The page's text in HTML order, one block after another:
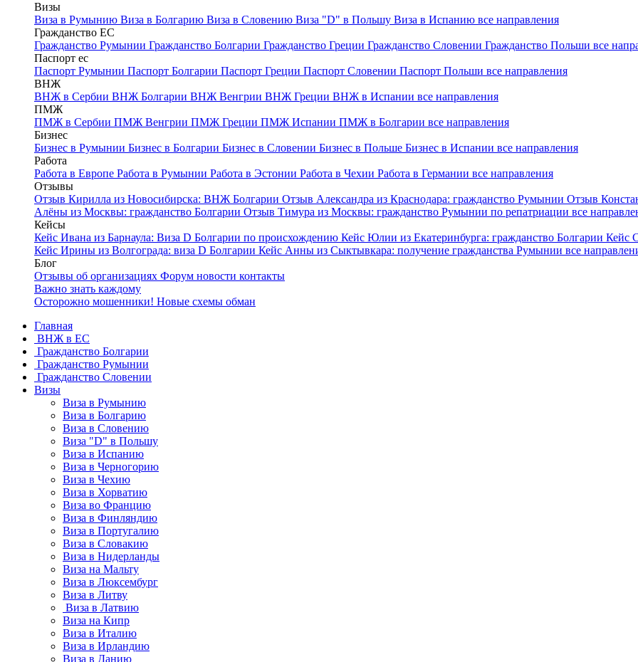
Визы
Виза в Румынию Виза в Болгарию Виза в Словению Виза "D" в Польшу Виза в Испанию все направления
Гражданство ЕС
Гражданство Румынии Гражданство Болгарии Гражданство Греции Гражданство Словении Гражданство Польши все
Паспорт ес
Паспорт Румынии Паспорт Болгарии Паспорт Греции Паспорт Словении Паспорт Польши все направления
ВНЖ
ВНЖ в Сербии ВНЖ Болгарии ВНЖ Венгрии ВНЖ Греции ВНЖ в Испании все направления
ПМЖ
ПМЖ в Сербии ПМЖ Венгрии ПМЖ Греции ПМЖ Испании ПМЖ в Болгарии все направления
Бизнес
Бизнес в Румынии Бизнес в Болгарии Бизнес в Словении Бизнес в Польше Бизнес в Испании все направления
Работа
Работа в Европе Работа в Румынии Работа в Эстонии Работа в Чехии Работа в Германии все направления
Отзывы
Отзыв Кирилла из Новосибирска: ВНЖ Болгарии Отзыв Александра из Краснодара: гражданство Румынии Отзыв
Алёны из Москвы: гражданство Болгарии Отзыв Тимура из Москвы: гражданство Румынии по репатриации все
Кейсы
Кейс Ивана из Барнаула: Виза D Болгарии по происхождению Кейс Юлии из Екатеринбурга: гражданство Болгарии Кейс
Кейс Ирины из Волгограда: виза D Болгарии Кейс Анны из Сыктывкара: получение гражданства Румынии все
Блог
Отзывы об организациях Форум новости контакты
Важно знать каждому
Осторожно мошенники! Новые схемы обман
Главная
ВНЖ в ЕС
Гражданство Болгарии
Гражданство Румынии
Гражданство Словении
Визы
Виза в Румынию
Виза в Болгарию
Виза в Словению
Виза "D" в Польшу
Виза в Испанию
Виза в Черногорию
Виза в Чехию
Виза в Хорватию
Виза во Францию
Виза в Финляндию
Виза в Португалию
Виза в Словакию
Виза в Нидерланды
Виза на Мальту
Виза в Люксембург
Виза в Литву
Виза в Латвию
Виза на Кипр
Виза в Италию
Виза в Ирландию
Виза в Данию